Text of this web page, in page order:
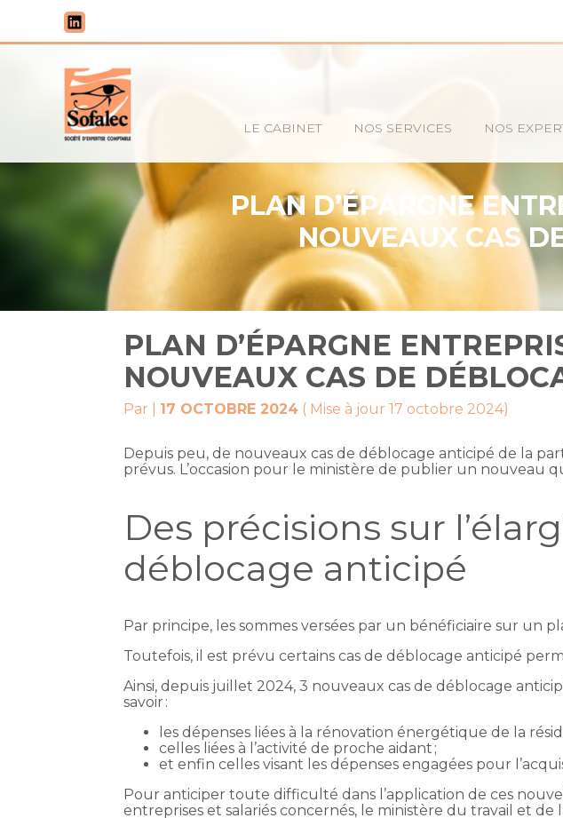
Aller
au
Principal
LE CABINET NOS SERVICES NOS
PLAN D’ÉPARGNE
NOUVEAUX CAS
PLAN D’ÉPARGNE
NOUVEAUX CAS DE
Par 17 OCTOBRE 2024 ( Mise à jour 17 octobre 2024)
Depuis peu, de nouveaux cas de déblocage anticipé de la
prévus. L’occasion pour le ministère de publier un nouveau
Des précisions sur
déblocage anticipé
Par principe, les sommes versées par un bénéficiaire sur un
Toutefois, il est prévu certains cas de déblocage anticipé
Ainsi, depuis juillet 2024, 3 nouveaux cas de déblocage
savoir :
les dépenses liées à la rénovation énergétique de la
celles liées à l’activité de proche aidant ;
et enfin celles visant les dépenses engagées pour
Pour anticiper toute difficulté dans l’application de ces
entreprises et salariés concernés, le ministère du travail et